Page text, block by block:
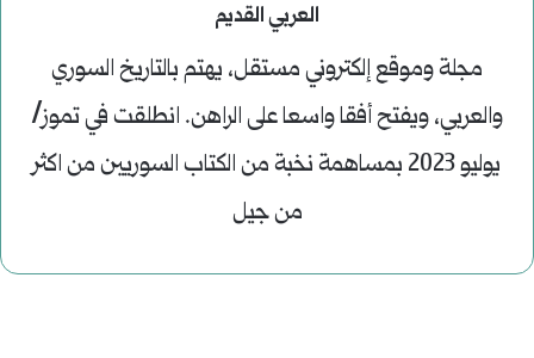
العربي القديم
مجلة وموقع إلكتروني مستقل، يهتم بالتاريخ السوري
والعربي، ويفتح أفقا واسعا على الراهن. انطلقت في تموز/
يوليو 2023 بمساهمة نخبة من الكتاب السوريين من اكثر
من جيل